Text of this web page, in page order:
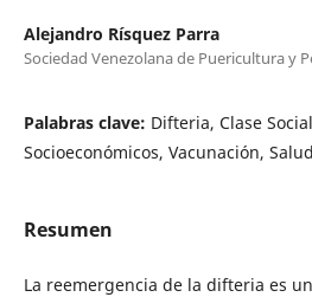
Alejandro Rísquez Parra
Sociedad Venezolana de Puericultura y
Palabras clave: Difteria, Clase
Socioeconómicos, Vacunación,
Resumen
La reemergencia de la difteria es